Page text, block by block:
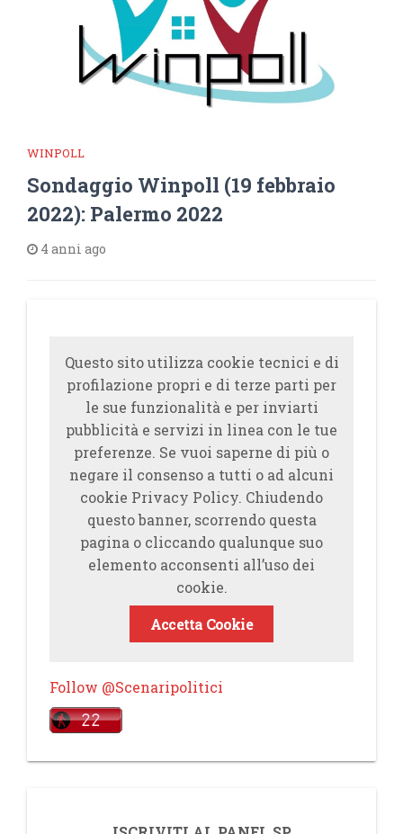
WINPOLL
Sondaggio Winpoll (19 febbraio
2022): Palermo 2022
4 anni ago
Questo sito utilizza cookie tecnici e di
profilazione propri e di terze parti per
le sue funzionalità e per inviarti
pubblicità e servizi in linea con le tue
preferenze. Se vuoi saperne di più o
negare il consenso a tutti o ad alcuni
cookie Privacy Policy. Chiudendo
questo banner, scorrendo questa
pagina o cliccando qualunque suo
elemento acconsenti all’uso dei
cookie.
Accetta Cookie
Follow @Scenaripolitici